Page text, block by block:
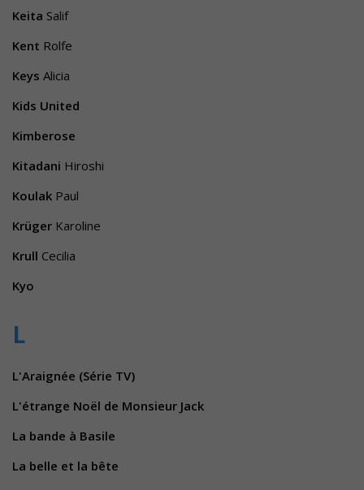
Keita Salif
Kent Rolfe
Keys Alicia
Kids United
Kimberose
Kitadani Hiroshi
Koulak Paul
Krüger Karoline
Krull Cecilia
Kyo
L
L'Araignée (Série TV)
L'étrange Noël de Monsieur Jack
La bande à Basile
La belle et la bête